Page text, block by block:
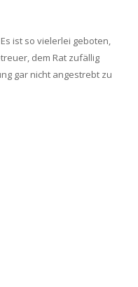
ist so vielerlei geboten,
dem Rat zufällig
gar nicht angestrebt zu